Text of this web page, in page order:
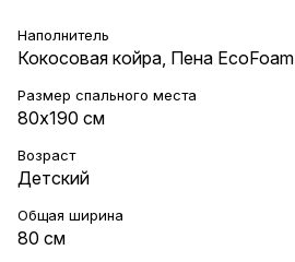
Наполнитель
Кокосовая койра, Пена EcoFoam
Размер спального места
80х190 см
Возраст
Детский
Общая ширина
80 см